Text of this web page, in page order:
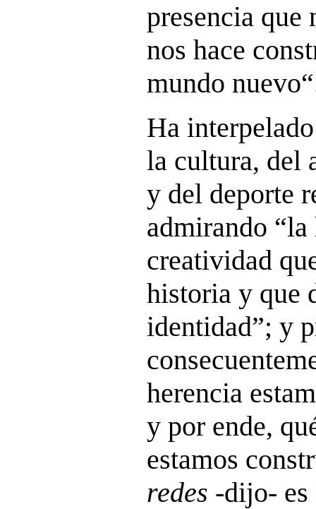
presencia que
nos hace
mundo
Ha
la cultura, del
y del deporte
admirando
creatividad
historia y que
identidad”; y
herencia
y por ende,
estamos
redes -dijo- es